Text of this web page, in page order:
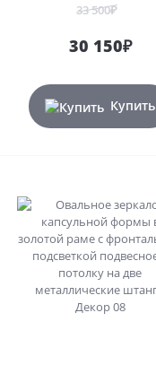
33 500₽
30 150₽
Купить